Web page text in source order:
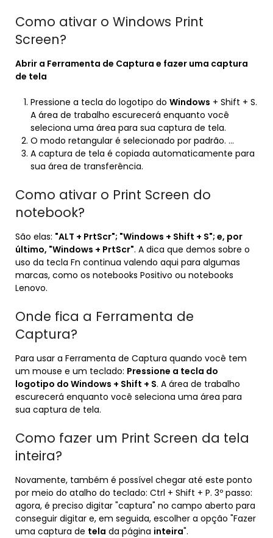
Como ativar o Windows Print
Screen?
Abrir a Ferramenta de Captura e fazer uma captura
de tela
Pressione a tecla do logotipo do Windows + Shift + S.
A área de trabalho escurecerá enquanto você
seleciona uma área para sua captura de tela.
O modo retangular é selecionado por padrão. …
A captura de tela é copiada automaticamente para
sua área de transferência.
Como ativar o Print Screen do
notebook?
São elas: "ALT + PrtScr"; "Windows + Shift + S"; e, por
último, "Windows + PrtScr". A dica que demos sobre o
uso da tecla Fn continua valendo aqui para algumas
marcas, como os notebooks Positivo ou notebooks
Lenovo.
Onde fica a Ferramenta de
Captura?
Para usar a Ferramenta de Captura quando você tem
um mouse e um teclado: Pressione a tecla do
logotipo do Windows + Shift + S. A área de trabalho
escurecerá enquanto você seleciona uma área para
sua captura de tela.
Como fazer um Print Screen da tela
inteira?
Novamente, também é possível chegar até este ponto
por meio do atalho do teclado: Ctrl + Shift + P. 3º passo:
agora, é preciso digitar "captura" no campo aberto para
conseguir digitar e, em seguida, escolher a opção "Fazer
uma captura de tela da página inteira".